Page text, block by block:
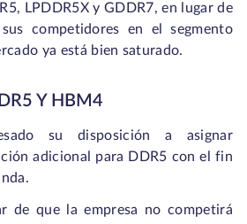
LPDDR5X y GDDR7, en lugar de
competidores en el segmento
ya está bien saturado.
Y HBM4
su disposición a asignar
adicional para DDR5 con el fin
de que la empresa no competirá